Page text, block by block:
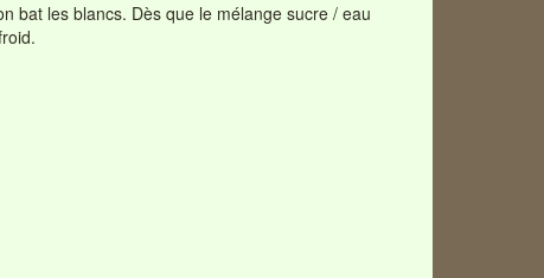
bat les blancs. Dès que le mélange sucre / eau